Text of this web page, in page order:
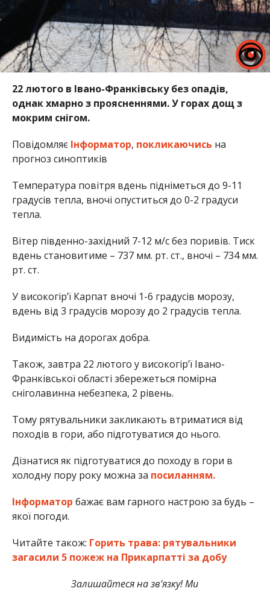
22 лютого в Івано-Франківську без опадів,
однак хмарно з проясненнями. У горах дощ з
мокрим снігом.
Повідомляє Інформатор, покликаючись на
прогноз синоптиків
Температура повітря вдень підніметься до 9-11
градусів тепла, вночі опуститься до 0-2 градуси
тепла.
Вітер південно-західний 7-12 м/с без поривів. Тиск
вдень становитиме – 737 мм. рт. ст., вночі – 734 мм.
рт. ст.
У високогір’ї Карпат вночі 1-6 градусів морозу,
вдень від 3 градусів морозу до 2 градусів тепла.
Видимість на дорогах добра.
Також, завтра 22 лютого у високогiр’ї Iвано-
Франкiвської області збережеться помірна
снiголавинна небезпека, 2 рiвень.
Тому рятувальники закликають втриматися від
походів в гори, або підготуватися до нього.
Дізнатися як підготуватися до походу в гори в
холодну пору року можна за посиланням.
Інформатор бажає вам гарного настрою за будь –
якої погоди.
Читайте також: Горить трава: рятувальники
загасили 5 пожеж на Прикарпатті за добу
Залишайтеся на зв’язку! Ми